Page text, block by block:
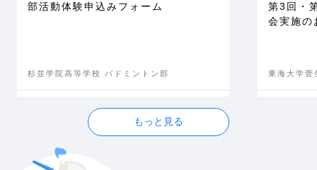
部活動体験申込みフォーム
杉並学院高等学校 バドミントン部
第3回・
会実施の
東海大学菅